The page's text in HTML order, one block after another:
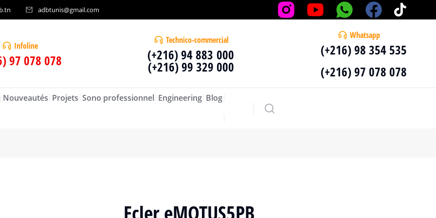
adbtunis@gmail.com
Infoline
97 078 078
Technico-commercial
(+216) 94 883 000
(+216) 99 329 000
Whatsapp
(+216) 98 354 535
(+216) 97 078 078
Nouveautés Projets Sono professionnel Engineering Blog